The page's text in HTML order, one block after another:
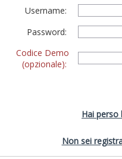
Username:
Password:
Codice Demo
(opzionale):
Hai perso
Non sei